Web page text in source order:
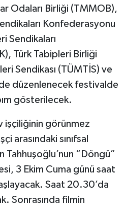
Odaları Birliği (TMMOB),
Konfederasyonu
Sendikaları
Türk Tabipleri Birliği
Sendikası (TÜMTİS) ve
düzenlenecek festivalde
gösterilecek.
işçiliğinin görünmez
arasındaki sınıfsal
Tahhuşoğlu’nun “Döngü”
3 Ekim Cuma günü saat
Saat 20.30’da
Sonrasında filmin